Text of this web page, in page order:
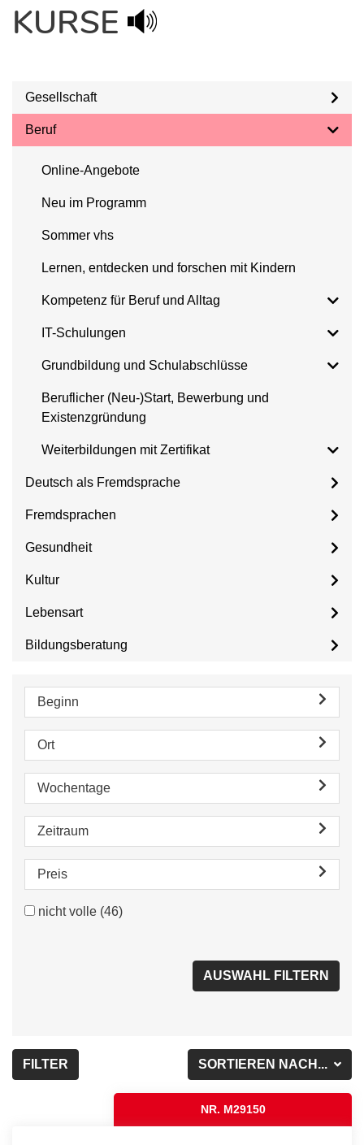
KURSE
Gesellschaft
Beruf
Online-Angebote
Neu im Programm
Sommer vhs
Lernen, entdecken und forschen mit Kindern
Kompetenz für Beruf und Alltag
IT-Schulungen
Grundbildung und Schulabschlüsse
Beruflicher (Neu-)Start, Bewerbung und
Existenzgründung
Weiterbildungen mit Zertifikat
Deutsch als Fremdsprache
Fremdsprachen
Gesundheit
Kultur
Lebensart
Bildungsberatung
Beginn
Ort
Wochentage
Zeitraum
Preis
nicht volle (46)
SORTIEREN NACH...
FILTER
NR. M29150